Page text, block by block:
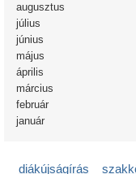
augusztus
július
június
május
április
március
február
január
diákújságírás